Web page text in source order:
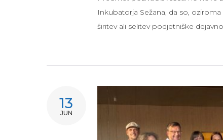
Inkubatorja Sežana, da so,
širitev ali selitev podjetniške
13
JUN